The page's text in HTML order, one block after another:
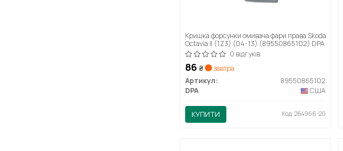
Кришка форсунки омивача фари права Skoda
Octavia II (1Z3) (04-13) (89550865102) DPA
0 відгуків
86 ₴
завтра
Артикул:
89550865102
DPA
США
КУПИТИ Код: 264966-20